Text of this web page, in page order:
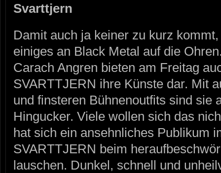
Svarttjern
Damit auch ja keiner zu kurz
einiges an Black Metal auf die
Carach Angren bieten am Freitag
SVARTTJERN ihre Künste dar. Mit
und finsteren Bühnenoutfits sind sie
Hingucker. Viele wollen sich das
hat sich ein ansehnliches Publikum
SVARTTJERN beim
lauschen. Dunkel, schnell und